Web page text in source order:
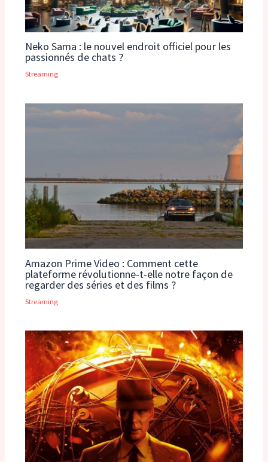
Neko Sama : le nouvel endroit officiel pour les
passionnés de chats ?
Streaming
Amazon Prime Video : Comment cette
plateforme révolutionne-t-elle notre façon de
regarder des séries et des films ?
Streaming